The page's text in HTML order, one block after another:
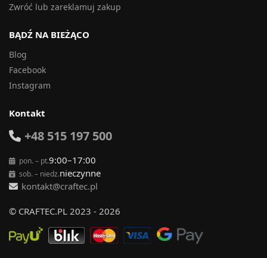
Zwróć lub zareklamuj zakup
BĄDŹ NA BIEŻĄCO
Blog
Facebook
Instagram
Kontakt
+48 515 197 500
pon. – pt.9:00–17:00
sob. – niedz.nieczynne
kontakt@craftec.pl
© CRAFTEC.PL 2023 - 2026